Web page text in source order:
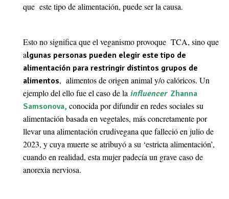
que este tipo de alimentación, puede ser la causa.
Esto no significa que el veganismo provoque TCA, sino que
algunas personas pueden elegir este tipo de
alimentación para restringir distintos grupos de
alimentos, alimentos de origen animal y/o calóricos. Un
ejemplo del ello fue el caso de la influencerZhanna
Samsonova, conocida por difundir en redes sociales su
alimentación basada en vegetales, más concretamente por
llevar una alimentación crudivegana que falleció en julio de
2023, y cuya muerte se atribuyó a su ‘estricta alimentación’,
cuando en realidad, esta mujer padecía un grave caso de
anorexia nerviosa.